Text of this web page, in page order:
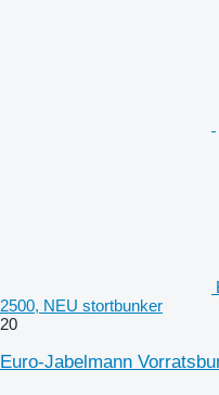
2500, NEU stortbunker
20
Euro-Jabelmann